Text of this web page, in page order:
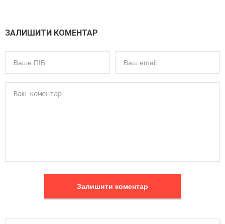
ЗАЛИШИТИ КОМЕНТАР
Залишити коментар